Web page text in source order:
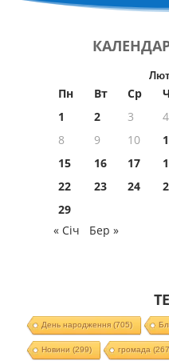
Пн Вт Ср
1
2 3 4
8
9 10
15
16 17
22
23 24
29
« Січ
Бер »
День народження(705)
Новини (299) громада